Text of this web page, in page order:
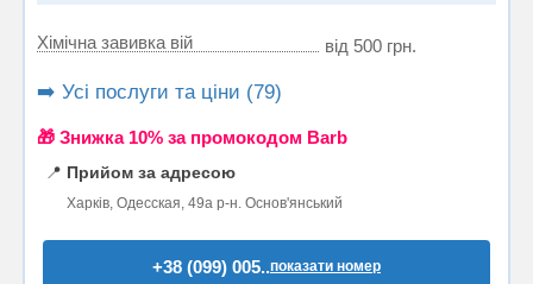
Хімічна завивка вій від 500 грн.
➡️ Усі послуги та ціни (79)
🎁 Знижка 10% за промокодом Barb
📍 Прийом за адресою
Харків, Одесская, 49а р-н. Основ'янський
+38 (099) 005..показати номер